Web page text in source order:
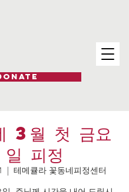
3월 첫 금요
일 피정
  |
테메큘라 꽃동네피정센터